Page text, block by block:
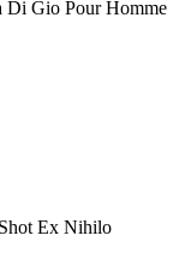
Di Gio Pour Homme
Ex Nihilo